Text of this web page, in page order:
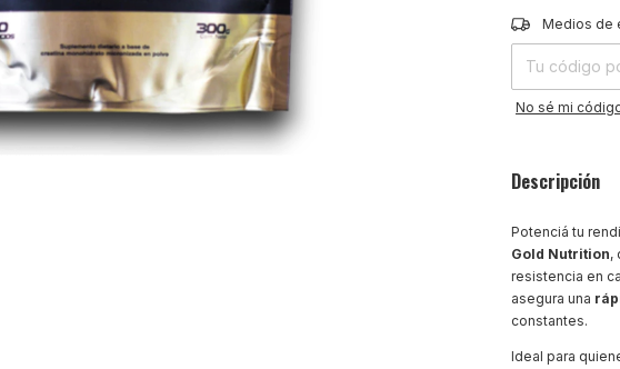
Entregas para el
Medios de
No sé mi
Descripción
Potenciá tu
Gold Nutrition,
resistencia en
asegura una
constantes.
Ideal para